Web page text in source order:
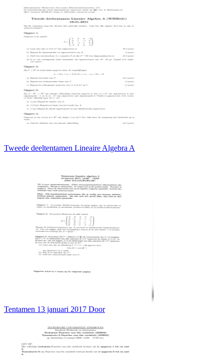
Tweede deeltentamen Lineaire Algebra A
Tentamen 13 januari 2017 Door